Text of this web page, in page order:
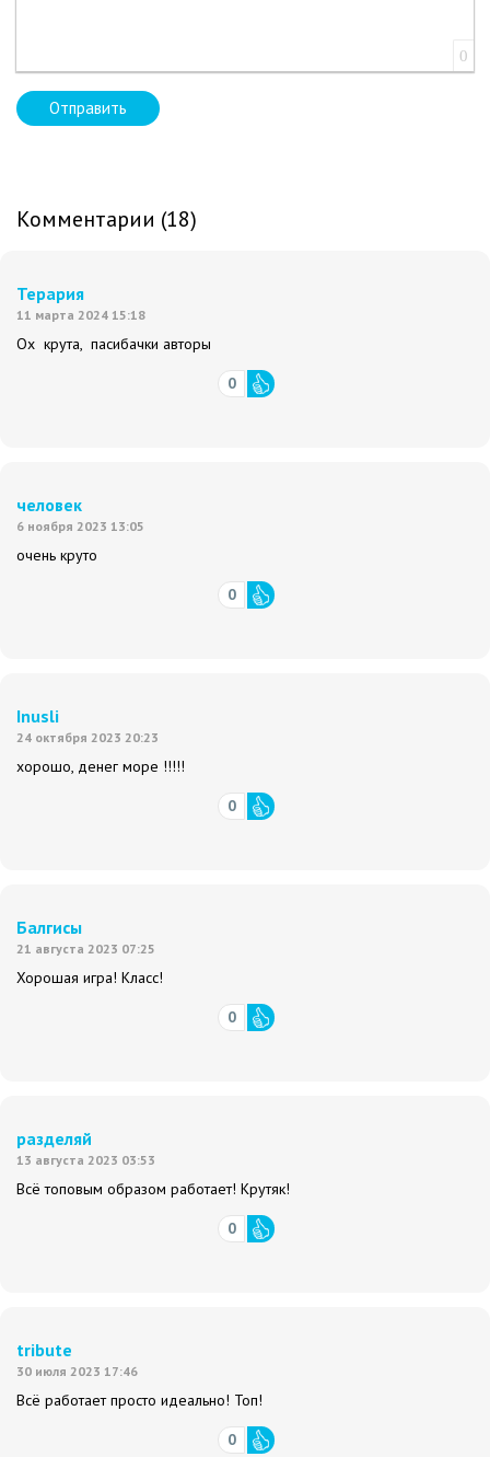
0
Отправить
Комментарии (18)
Терария
11 марта 2024 15:18
Ох крута, пасибачки авторы
0
человек
6 ноября 2023 13:05
очень круто
0
Inusli
24 октября 2023 20:23
хорошо, денег море !!!!!
0
Балгисы
21 августа 2023 07:25
Хорошая игра! Класс!
0
разделяй
13 августа 2023 03:53
Всё топовым образом работает! Крутяк!
0
tribute
30 июля 2023 17:46
Всё работает просто идеально! Топ!
0